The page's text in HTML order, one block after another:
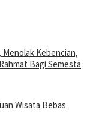
Kebencian,
Bagi Semesta
Wisata Bebas